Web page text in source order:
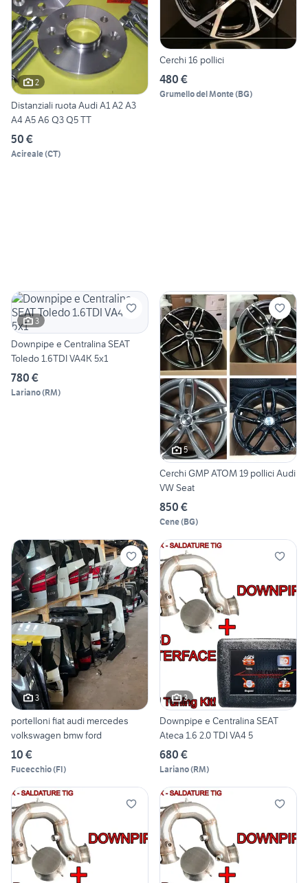
2
Distanziali ruota Audi A1 A2 A3
A4 A5 A6 Q3 Q5 TT
50 €
Acireale(CT)
Cerchi 16 pollici
480 €
Grumello del Monte(BG)
3
Downpipe e Centralina SEAT
Toledo 1.6TDI VA4K 5x1
780 €
Lariano(RM)
5
Cerchi GMP ATOM 19 pollici Audi
VW Seat
850 €
Cene(BG)
3
portelloni fiat audi mercedes
volkswagen bmw ford
10 €
Fucecchio(FI)
3
Downpipe e Centralina SEAT
Ateca 1.6 2.0 TDI VA4 5
680 €
Lariano(RM)